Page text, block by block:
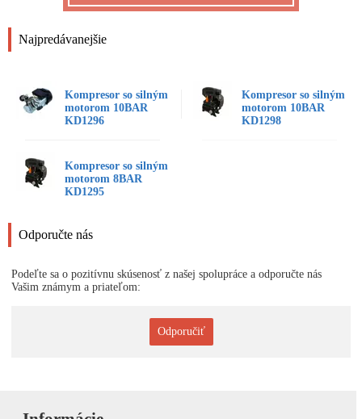
Najpredávanejšie
Kompresor so silným
motorom 10BAR
KD1296
Kompresor so silným
motorom 10BAR
KD1298
Kompresor so silným
motorom 8BAR
KD1295
Odporučte nás
Podeľte sa o pozitívnu skúsenosť z našej spolupráce a odporučte nás
Vašim známym a priateľom:
Odporučiť